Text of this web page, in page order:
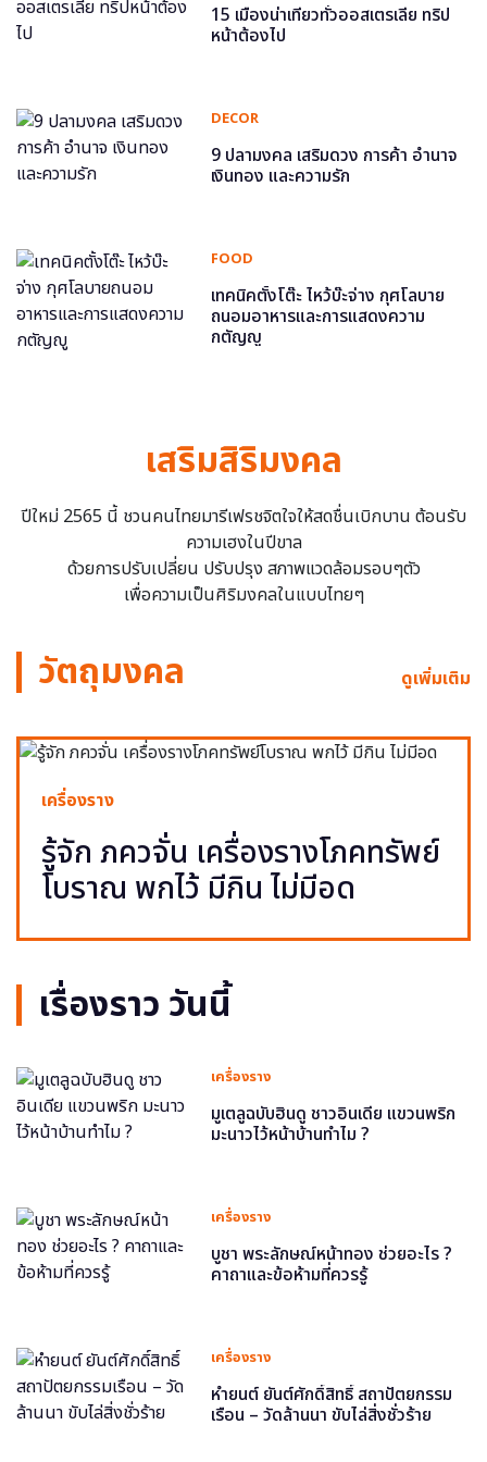
15 เมืองน่าเที่ยวทั่วออสเตรเลีย ทริป
หน้าต้องไป
DECOR
9 ปลามงคล เสริมดวง การค้า อำนาจ
เงินทอง และความรัก
FOOD
เทคนิคตั้งโต๊ะ ไหว้บ๊ะจ่าง กุศโลบาย
ถนอมอาหารและการแสดงความ
กตัญญู
เสริมสิริมงคล
ปีใหม่ 2565 นี้ ชวนคนไทยมารีเฟรชจิตใจให้สดชื่นเบิกบาน ต้อนรับ
ความเฮงในปีขาล
ด้วยการปรับเปลี่ยน ปรับปรุง สภาพแวดล้อมรอบๆตัว
เพื่อความเป็นศิริมงคลในแบบไทยๆ
วัตถุมงคล ดูเพิ่มเติม
เครื่องราง
รู้จัก ภควจั่น เครื่องรางโภคทรัพย์
โบราณ พกไว้ มีกิน ไม่มีอด
เรื่องราว วันนี้
เครื่องราง
มูเตลูฉบับฮินดู ชาวอินเดีย แขวนพริก
มะนาวไว้หน้าบ้านทำไม ?
เครื่องราง
บูชา พระลักษณ์หน้าทอง ช่วยอะไร ?
คาถาและข้อห้ามที่ควรรู้
เครื่องราง
หำยนต์ ยันต์ศักดิ์สิทธิ์ สถาปัตยกรรม
เรือน – วัดล้านนา ขับไล่สิ่งชั่วร้าย